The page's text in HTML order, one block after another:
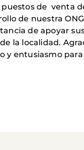
puestos de venta
de nuestra
de apoyar
la localidad.
y entusiasmo